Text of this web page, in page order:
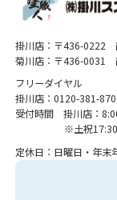
掛川店：〒436-0222
菊川店：〒436-0031
フリーダイヤル
掛川店：0120-381-
受付時間 掛川店：
※土祝
定休日：日曜日・年末